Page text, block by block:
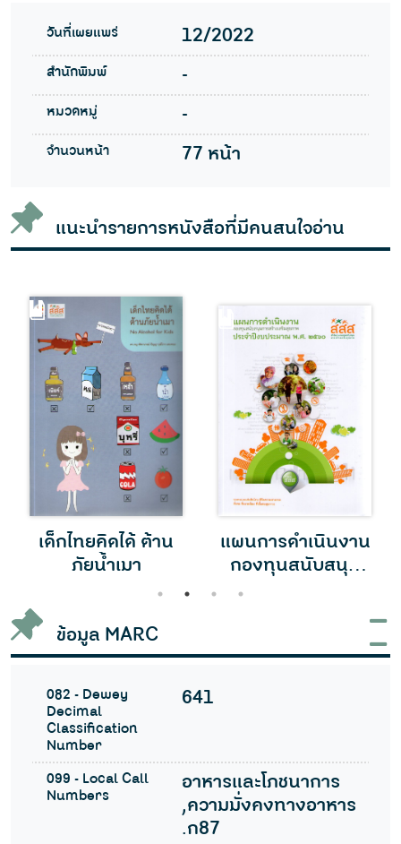
วันที่เผยแพร่ 12/2022
สำนักพิมพ์ -
หมวดหมู่ -
จำนวนหน้า 77 หน้า
แนะนำรายการหนังสือที่มีคนสนใจอ่าน
เด็กไทยคิดได้ ต้าน
ภัยน้ำเมา
แผนการดำเนินงาน
กองทุนสนับสนุน
การสร้างเสริมสุข
2560
1 2 3 4
ข้อมูล MARC
082 - Dewey
Decimal
Classification
Number
641
099 - Local Call
Numbers
อาหารและโภชนาการ
,ความมั่งคงทางอาหาร
.ก87